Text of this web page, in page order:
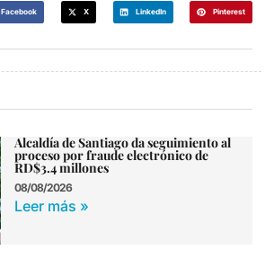
Facebook X LinkedIn Pinterest
Alcaldía de Santiago da seguimiento al
proceso por fraude electrónico de
RD$3.4 millones
08/08/2026
Leer más »